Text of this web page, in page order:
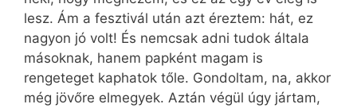
lesz. Ám a fesztivál után azt éreztem: hát, ez
nagyon jó volt! És nemcsak adni tudok általa
másoknak, hanem papként magam is
rengeteget kaphatok tőle. Gondoltam, na, akkor
még jövőre elmegyek. Aztán végül úgy jártam,